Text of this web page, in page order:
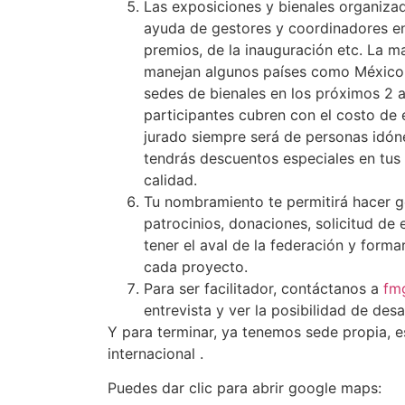
Las exposiciones y bienales
ayuda de gestores y coordinadores
premios, de la inauguración etc. La
manejan algunos países como
sedes de bienales en los próximos 2
participantes cubren con el costo de
jurado siempre será de personas
tendrás descuentos especiales en
calidad.
Tu nombramiento te permitirá hacer
patrocinios, donaciones, solicitud de
tener el aval de la federación y
cada proyecto.
Para ser facilitador, contáctanos a
entrevista y ver la posibilidad de
Y para terminar, ya tenemos sede propia,
internacional .
Puedes dar clic para abrir google maps: